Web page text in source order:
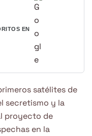
EN
satélites de
secretismo y la
proyecto de
en la